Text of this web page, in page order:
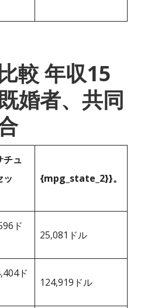
較 年収15
婚者、共同
チュ
ッ
{mpg_state_2}}。
ド
25,081ドル
ド
124,919ドル